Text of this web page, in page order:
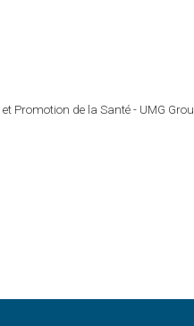
Promotion de la Santé - UMG